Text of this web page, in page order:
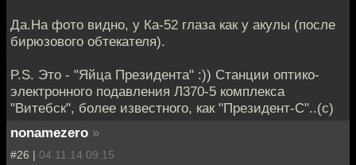
Да.На фото видно, у Ка-52 глаза как у акулы (после
бирюзового обтекателя).
P.S. Это - "Яйца Президента" :)) Станции оптико-
электронного подавления Л370-5 комплекса
"Витебск", более известного, как "Президент-С"..(c)
nonamezero »
#26 | 04.11.14 09:15